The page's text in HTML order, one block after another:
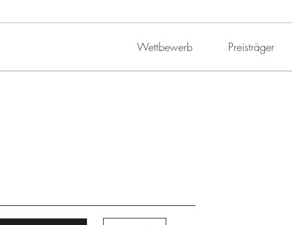
Wettbewerb Preisträger